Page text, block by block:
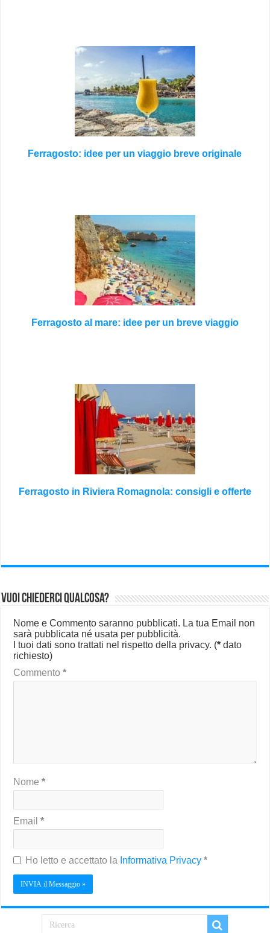
Ferragosto: idee per un viaggio breve originale
Ferragosto al mare: idee per un breve viaggio
Ferragosto in Riviera Romagnola: consigli e offerte
Vuoi chiederci qualcosa?
Nome e Commento saranno pubblicati. La tua Email non
sarà pubblicata né usata per pubblicità.
I tuoi dati sono trattati nel rispetto della privacy. (* dato
richiesto)
Commento*
Nome*
Email*
Ho letto e accettato la Informativa Privacy*